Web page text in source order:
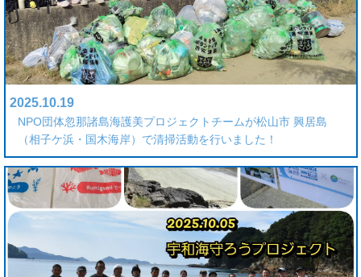
2025.10.19
NPO団体忽那諸島海護美プロジェクトチームが松山市 興居島
（相子ケ浜・国木海岸）で清掃活動を行いました！